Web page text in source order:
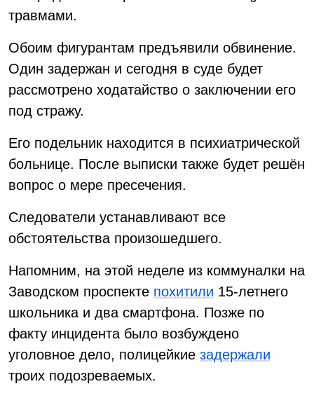
травмами.
Обоим фигурантам предъявили обвинение.
Один задержан и сегодня в суде будет
рассмотрено ходатайство о заключении его
под стражу.
Его подельник находится в психиатрической
больнице. После выписки также будет решён
вопрос о мере пресечения.
Следователи устанавливают все
обстоятельства произошедшего.
Напомним, на этой неделе из коммуналки на
Заводском проспекте похитили 15-летнего
школьника и два смартфона. Позже по
факту инцидента было возбуждено
уголовное дело, полицейкие задержали
троих подозреваемых.